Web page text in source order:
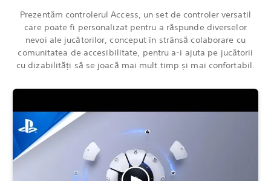
Prezentăm controlerul Access, un set de controler versatil
care poate fi personalizat pentru a răspunde diverselor
nevoi ale jucătorilor, conceput în strânsă colaborare cu
comunitatea de accesibilitate, pentru a-i ajuta pe jucătorii
cu dizabilități să se joacă mai mult timp și mai confortabil.